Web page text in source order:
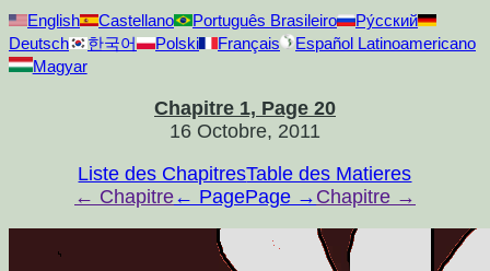
English Castellano Português Brasileiro
Ру́сский
Deutsch
한국어 Polski Français
Español Latinoamericano
Magyar
Chapitre 1, Page 20
16 Octobre, 2011
Liste des ChapitresTable des Matieres
← Chapitre← PagePage → Chapitre →